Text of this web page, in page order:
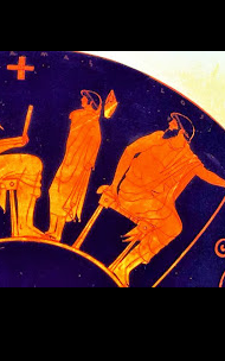
FACEBOOK